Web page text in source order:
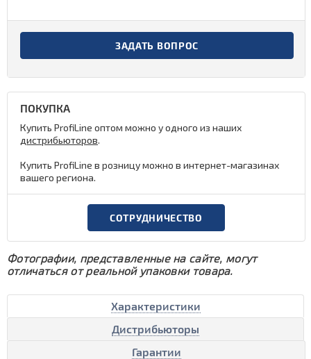
ЗАДАТЬ ВОПРОС
ПОКУПКА
Купить ProfiLine оптом можно у одного из наших
дистрибьюторов.
Купить ProfiLine в розницу можно в интернет-магазинах
вашего региона.
СОТРУДНИЧЕСТВО
Фотографии, представленные на сайте, могут
отличаться от реальной упаковки товара.
Характеристики
Дистрибьюторы
Гарантии